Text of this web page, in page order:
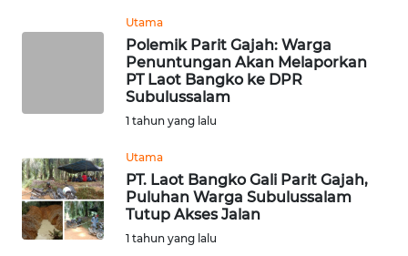
Utama
Polemik Parit Gajah: Warga
Penuntungan Akan Melaporkan
PT Laot Bangko ke DPR
Subulussalam
1 tahun yang lalu
Utama
PT. Laot Bangko Gali Parit Gajah,
Puluhan Warga Subulussalam
Tutup Akses Jalan
1 tahun yang lalu
LAWAS
WN
SUMEDANG